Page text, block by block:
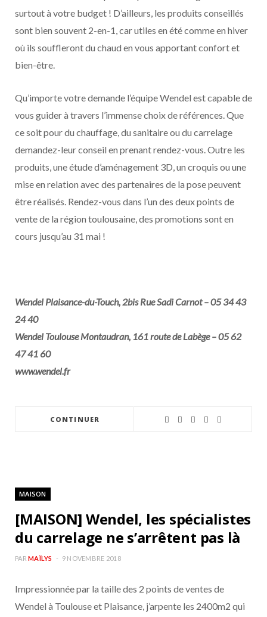
surtout à votre budget ! D’ailleurs, les produits conseillés
sont bien souvent 2-en-1, car utiles en été comme en hiver
où ils souffleront du chaud en vous apportant confort et
bien-être.
Qu’importe votre demande l’équipe Wendel est capable de
vous guider à travers l’immense choix de références. Que
ce soit pour du chauffage, du sanitaire ou du carrelage
demandez-leur conseil en prenant rendez-vous. Outre les
produits, une étude d’aménagement 3D, un croquis ou une
mise en relation avec des partenaires de la pose peuvent
être réalisés. Rendez-vous dans l’un des deux points de
vente de la région toulousaine, des promotions sont en
cours jusqu’au 31 mai !
Wendel Plaisance-du-Touch, 2bis Rue Sadi Carnot – 05 34 43
24 40
Wendel Toulouse Montaudran, 161 route de Labège – 05 62
47 41 60
www.wendel.fr
CONTINUER
MAISON
[MAISON] Wendel, les spécialistes
du carrelage ne s’arrêtent pas là
PAR MAÏLYS 9 NOVEMBRE 2018
Impressionnée par la taille des 2 points de ventes de
Wendel à Toulouse et Plaisance, j’arpente les 2400m2 qui